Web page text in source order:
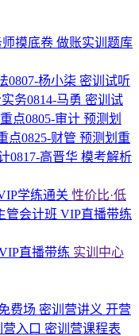
摸底卷 做账实训题库
0807-杨小柒 密训试听
务0814-马勇 密训试
点0805-审计 预测划
点0825-财管 预测划重
0817-高晋华 模考解析
学练通关 性价比·低
管会计班 VIP直播带练
直播带练 实训中心
费场 密训营讲义 开营
营入口 密训营课程表